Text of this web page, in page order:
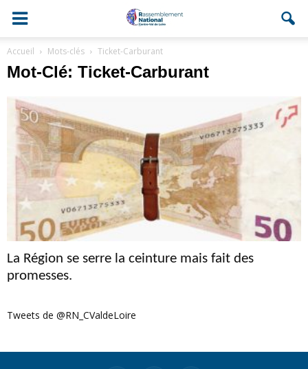
Accueil Mots-clés Ticket-Carburant
Mot-Clé: Ticket-Carburant
La Région se serre la ceinture mais fait des
promesses.
Tweets de @RN_CValdeLoire